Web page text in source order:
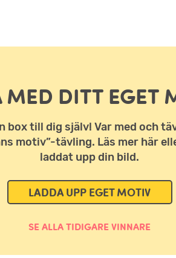
MED DITT EGET
box till dig själv! Var med och
motiv”-tävling. Läs mer här
laddat upp din bild.
LADDA UPP EGET MOTIV
SE ALLA TIDIGARE VINNARE